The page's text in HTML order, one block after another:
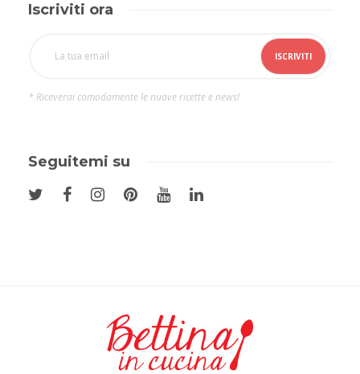
Iscriviti ora
* Riceverai comodamente le nuove ricette e news!
Seguitemi su